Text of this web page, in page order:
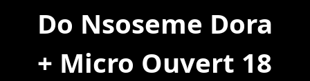
Do Nsoseme Dora
+ Micro Ouvert 18